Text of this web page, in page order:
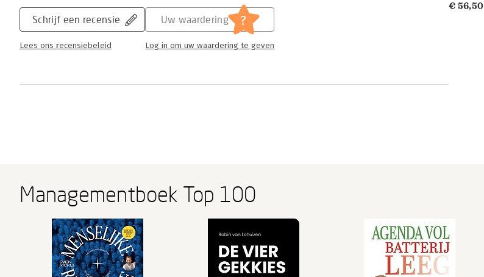
Schrijf een recensie
Lees ons recensiebeleid
Uw waardering ?
Log in om uw waardering te geven
€ 56,50
Managementboek Top 100